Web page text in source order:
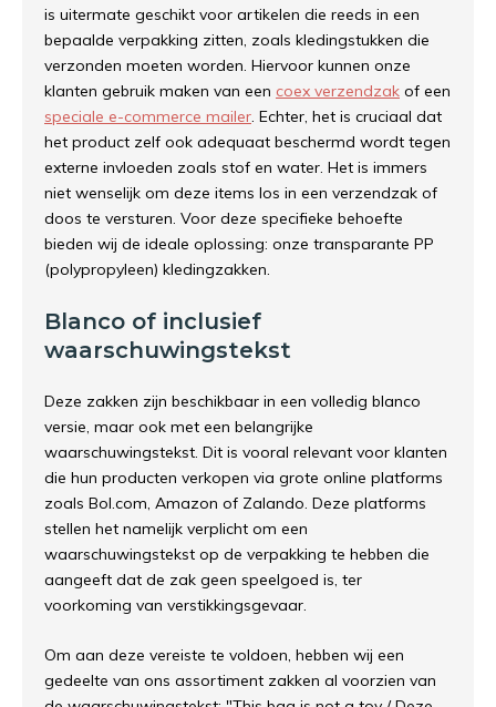
is uitermate geschikt voor artikelen die reeds in een
bepaalde verpakking zitten, zoals kledingstukken die
verzonden moeten worden. Hiervoor kunnen onze
klanten gebruik maken van een coex verzendzak of een
speciale e-commerce mailer. Echter, het is cruciaal dat
het product zelf ook adequaat beschermd wordt tegen
externe invloeden zoals stof en water. Het is immers
niet wenselijk om deze items los in een verzendzak of
doos te versturen. Voor deze specifieke behoefte
bieden wij de ideale oplossing: onze transparante PP
(polypropyleen) kledingzakken.
Blanco of inclusief
waarschuwingstekst
Deze zakken zijn beschikbaar in een volledig blanco
versie, maar ook met een belangrijke
waarschuwingstekst. Dit is vooral relevant voor klanten
die hun producten verkopen via grote online platforms
zoals Bol.com, Amazon of Zalando. Deze platforms
stellen het namelijk verplicht om een
waarschuwingstekst op de verpakking te hebben die
aangeeft dat de zak geen speelgoed is, ter
voorkoming van verstikkingsgevaar.
Om aan deze vereiste te voldoen, hebben wij een
gedeelte van ons assortiment zakken al voorzien van